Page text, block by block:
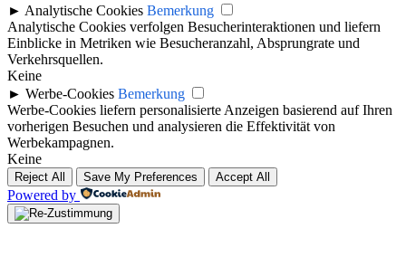
► Analytische Cookies Bemerkung
Analytische Cookies verfolgen Besucherinteraktionen und liefern
Einblicke in Metriken wie Besucheranzahl, Absprungrate und
Verkehrsquellen.
Keine
► Werbe-Cookies Bemerkung
Werbe-Cookies liefern personalisierte Anzeigen basierend auf Ihren
vorherigen Besuchen und analysieren die Effektivität von
Werbekampagnen.
Keine
Reject All Save My Preferences Accept All
Powered by